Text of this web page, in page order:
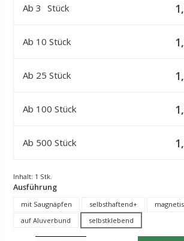
Ab 3 Stück
Ab 10 Stück
Ab 25 Stück
Ab 100 Stück
Ab 500 Stück
Inhalt: 1 Stk.
Ausführungauswählen
mit Saugnäpfen selbsthaftend+
auf Aluverbund
selbstklebend